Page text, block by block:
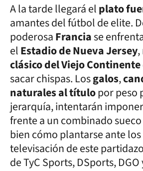
A la tarde llegará elplato
amantes del fútbol de elite.
poderosaFranciase
elEstadio de Nueva Jersey
clásico del Viejo Continente
sacar chispas. Losgalos,
naturales al títulopor peso
jerarquía, intentarán
frente a un combinado
bien cómo plantarse ante los
televisación de este
de TyC Sports, DSports,